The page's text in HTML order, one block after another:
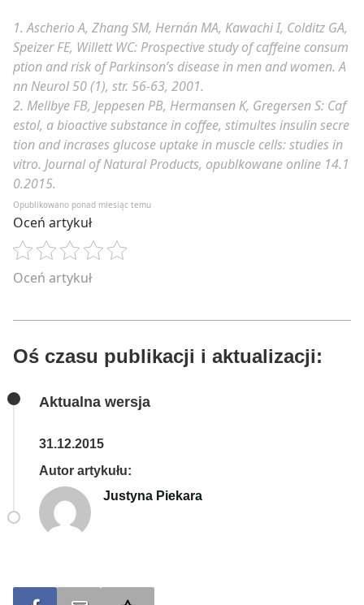
1. Ascherio A, Zhang SM, Hernán MA, Kawachi I, Colditz GA,
Speizer FE, Willett WC: Prospective study of caffeine consum
ption and risk of Parkinson’s disease in men and women. A
nn Neurol 50 (1), str. 56-63, 2001.
2. Mellbye FB, Jeppesen PB, Hermansen K, Gregersen S: Caf
estol, a bioactive substance in coffee, stimultes insulin secre
tion and incrases glucose uptake in muscle cells: studies in
vitro. Journal of Natural Products, opublkowane online 14.1
0.2015.
Opublikowano ponad miesiąc temu
Oceń artykuł
Oceń artykuł
Oś czasu publikacji i aktualizacji:
Aktualna wersja
31.12.2015
Autor artykułu:
Justyna Piekara